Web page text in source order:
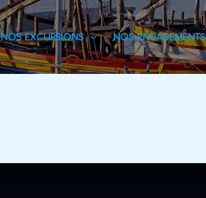
NOS EXCURSIONS NOS ENGAGEMENTS